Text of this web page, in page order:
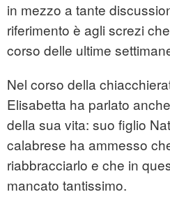
in mezzo a tante
riferimento è agli screzi
corso delle ultime
Nel corso della
Elisabetta ha parlato
della sua vita: suo figlio
calabrese ha ammesso
riabbracciarlo e che in
mancato tantissimo.